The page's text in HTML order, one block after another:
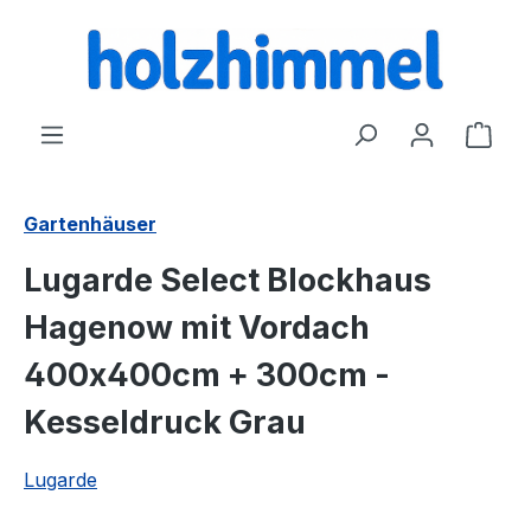
springen
Gartenhäuser
Lugarde Select Blockhaus
Hagenow mit Vordach
400x400cm + 300cm -
Kesseldruck Grau
Lugarde